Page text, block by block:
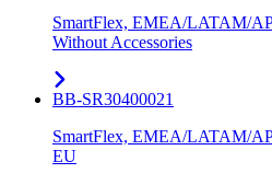
SmartFlex, EMEA/LATAM/
Without Accessories
BB-SR30400021
SmartFlex, EMEA/LATAM/
EU